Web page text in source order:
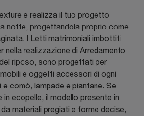
e realizza il tuo progetto
notte, progettandola proprio come
I Letti matrimoniali imbottiti
nella realizzazione di Arredamento
riposo, sono progettati per
e oggetti accessori di ogni
e comò, lampade e piantane. Se
in ecopelle, il modello presente in
materiali pregiati e forme decise,